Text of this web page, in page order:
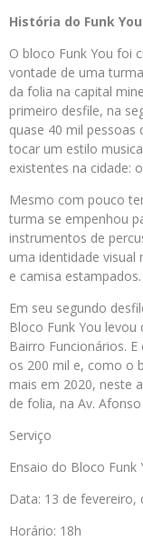
História do Funk You
O bloco Funk You foi
vontade de uma
da folia na capital
primeiro desfile, na
quase 40 mil
tocar um estilo
existentes na cidade:
Mesmo com pouco
turma se empenhou
instrumentos de
uma identidade
e camisa estampados.
Em seu segundo
Bloco Funk You levou
Bairro Funcionários.
os 200 mil e, como o
mais em 2020, neste
de folia, na Av. Afonso
Serviço
Ensaio do Bloco Funk
Data: 13 de fevereiro,
Horário: 18h